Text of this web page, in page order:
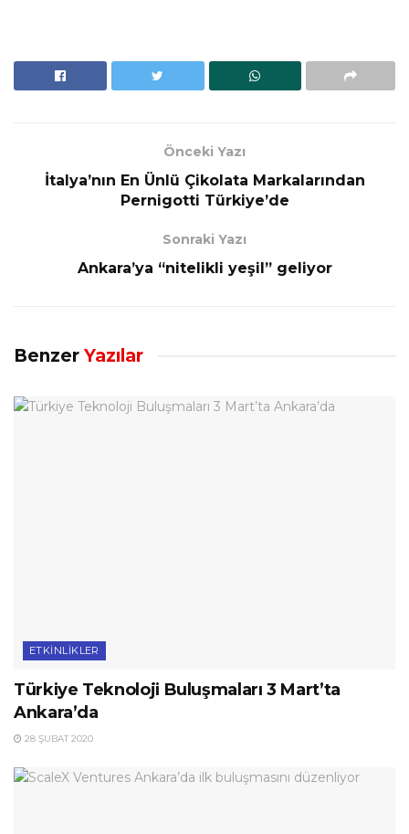
Önceki Yazı
İtalya’nın En Ünlü Çikolata Markalarından
Pernigotti Türkiye’de
Sonraki Yazı
Ankara’ya “nitelikli yeşil” geliyor
Benzer Yazılar
ETKINLIKLER
Türkiye Teknoloji Buluşmaları 3 Mart’ta
Ankara’da
28 ŞUBAT 2020